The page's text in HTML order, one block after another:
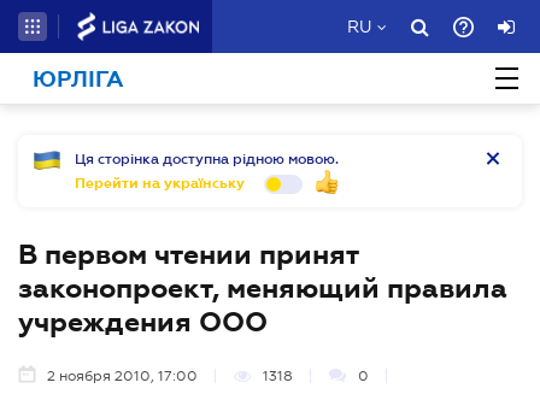
RU
ЮРЛІГА
Ця сторінка доступна рідною мовою.
Перейти на українську
В первом чтении принят
законопроект, меняющий правила
учреждения ООО
2 ноября 2010, 17:00 1318 0